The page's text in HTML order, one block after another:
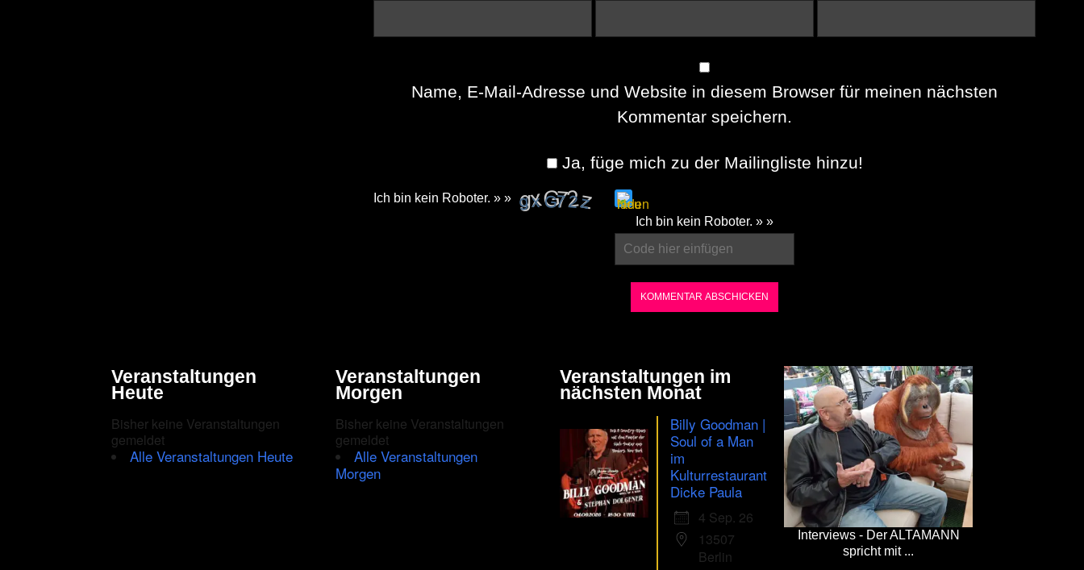
Name, E-Mail-Adresse und Website in diesem Browser für meinen nächsten
Kommentar speichern.
Ja, füge mich zu der Mailingliste hinzu!
Ich bin kein Roboter. » »
CAPTCHA
ensure
that
Ich bin kein Roboter. » »
Veranstaltungen
Heute
Bisher keine Veranstaltungen
gemeldet
Alle Veranstaltungen Heute
Veranstaltungen
Morgen
Bisher keine Veranstaltungen
gemeldet
Alle Veranstaltungen
Morgen
Veranstaltungen im
nächsten Monat
Billy Goodman |
Soul of a Man
im
Kulturrestaurant
Dicke Paula
4 Sep. 26
13507
Berlin
Interviews - Der ALTAMANN
spricht mit ...